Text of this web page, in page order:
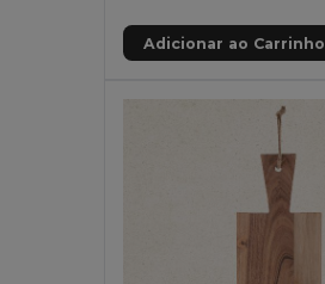
Adicionar ao Carrinho